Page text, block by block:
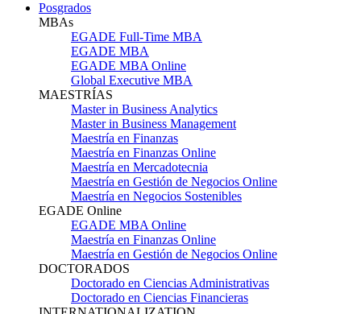
Posgrados
MBAs
EGADE Full-Time MBA
EGADE MBA
EGADE MBA Online
Global Executive MBA
MAESTRÍAS
Master in Business Analytics
Master in Business Management
Maestría en Finanzas
Maestría en Finanzas Online
Maestría en Mercadotecnia
Maestría en Gestión de Negocios Online
Maestría en Negocios Sostenibles
EGADE Online
EGADE MBA Online
Maestría en Finanzas Online
Maestría en Gestión de Negocios Online
DOCTORADOS
Doctorado en Ciencias Administrativas
Doctorado en Ciencias Financieras